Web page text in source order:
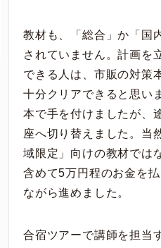
教材も、「総合」か「国
されていません。計画を
できる人は、市販の対策
十分クリアできると思い
本で手を付けましたが、
座へ切り替えました。当
域限定」向けの教材では
含めて5万円程のお金を
ながら進めました。
合宿ツアーで講師を担当